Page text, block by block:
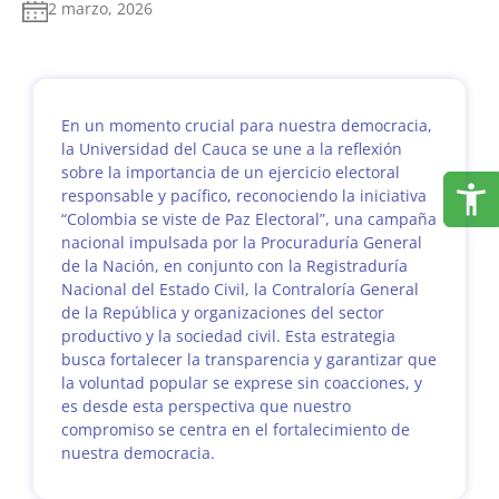
2 marzo, 2026
En un momento crucial para nuestra democracia,
la Universidad del Cauca se une a la reflexión
sobre la importancia de un ejercicio electoral
responsable y pacífico, reconociendo la iniciativa
“Colombia se viste de Paz Electoral”, una campaña
nacional impulsada por la Procuraduría General
de la Nación, en conjunto con la Registraduría
Nacional del Estado Civil, la Contraloría General
de la República y organizaciones del sector
productivo y la sociedad civil. Esta estrategia
busca fortalecer la transparencia y garantizar que
la voluntad popular se exprese sin coacciones, y
es desde esta perspectiva que nuestro
compromiso se centra en el fortalecimiento de
nuestra democracia.